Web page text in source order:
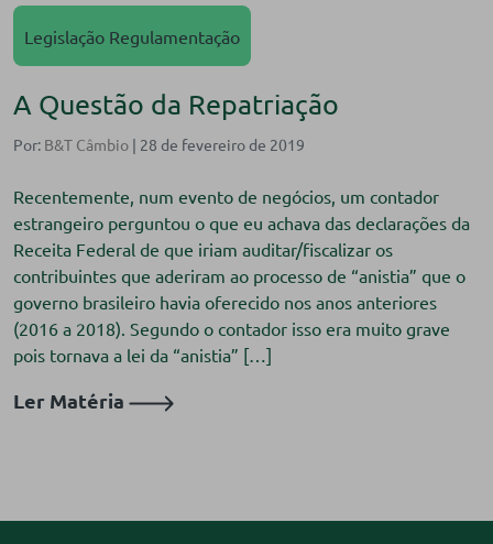
Legislação Regulamentação
A Questão da Repatriação
Por: B&T Câmbio | 28 de fevereiro de 2019
Recentemente, num evento de negócios, um contador
estrangeiro perguntou o que eu achava das declarações da
Receita Federal de que iriam auditar/fiscalizar os
contribuintes que aderiram ao processo de “anistia” que o
governo brasileiro havia oferecido nos anos anteriores
(2016 a 2018). Segundo o contador isso era muito grave
pois tornava a lei da “anistia” […]
Ler Matéria